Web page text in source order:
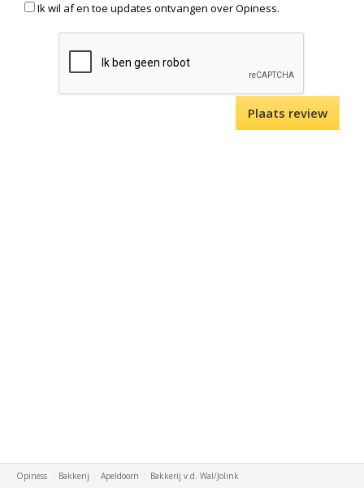
Ik wil af en toe updates ontvangen over Opiness.
Opiness Bakkerij Apeldoorn Bakkerij v.d. Wal/Jolink